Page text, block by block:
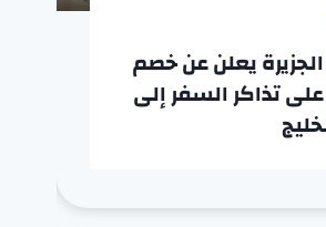
يعلن عن خصم
على تذاكر السفر إلى